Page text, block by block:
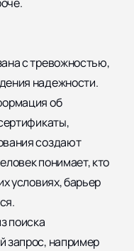
с тревожностью,
надежности.
об
создают
понимает, кто
условиях, барьер
поиска
запрос, например